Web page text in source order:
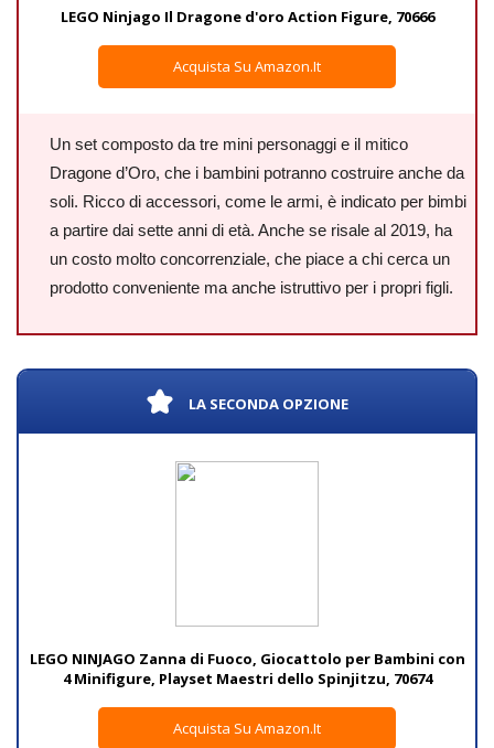
LEGO Ninjago Il Dragone d'oro Action Figure, 70666
Acquista Su Amazon.it
Un set composto da tre mini personaggi e il mitico
Dragone d’Oro, che i bambini potranno costruire anche da
soli. Ricco di accessori, come le armi, è indicato per bimbi
a partire dai sette anni di età. Anche se risale al 2019, ha
un costo molto concorrenziale, che piace a chi cerca un
prodotto conveniente ma anche istruttivo per i propri figli.
LA SECONDA OPZIONE
LEGO NINJAGO Zanna di Fuoco, Giocattolo per Bambini con
4 Minifigure, Playset Maestri dello Spinjitzu, 70674
Acquista Su Amazon.it